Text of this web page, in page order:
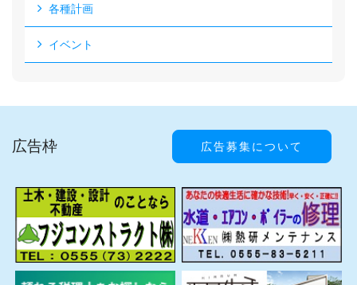
各種計画
イベント
広告枠 広告募集について